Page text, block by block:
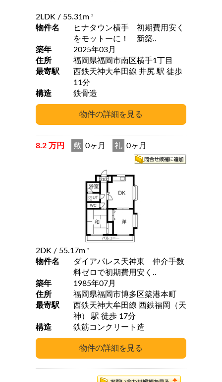
2LDK / 55.31m 2
物件名
ヒナタウン横手 初期費用安く
をモットーに！ 新築..
築年
2025年03月
住所
福岡県福岡市南区横手1丁目
最寄駅
西鉄天神大牟田線 井尻 駅 徒歩
11分
構造
鉄骨造
8.2 万円 敷 0ヶ月 礼 0ヶ月
2DK / 55.17m 2
物件名
ダイアパレス天神東 仲介手数
料ゼロで初期費用安く..
築年
1985年07月
住所
福岡県福岡市博多区築港本町
最寄駅
西鉄天神大牟田線 西鉄福岡（天
神） 駅 徒歩 17分
構造
鉄筋コンクリート造